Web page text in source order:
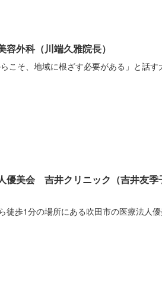
容外科（川端久雅院長）
こそ、地域に根ざす必要がある」と話す
優美会 吉井クリニック（吉井友季
徒歩1分の場所にある吹田市の医療法人